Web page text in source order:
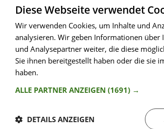
Diese Webseite verwendet
Wir verwenden Cookies, um Inhalte und
analysieren. Wir geben Informationen über
und Analysepartner weiter, die diese
Sie ihnen bereitgestellt haben oder die sie
haben.
ALLE PARTNER ANZEIGEN (1691) →
DETAILS ANZEIGEN